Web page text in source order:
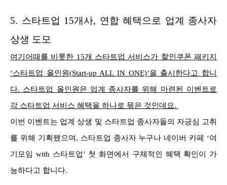
5. 스타트업 15개사, 연합 혜택으로 업계 종사자
상생 도모
여기어때를 비롯한 15개 스타트업 서비스가 할인쿠폰 패키지
‘스타트업 올인원(Start-up ALL IN ONE)’을 출시한다고 합니
다. 스타트업 올인원은 업계 종사자를 위해 마련된 이벤트로
각 스타트업 서비스 혜택을 하나로 묶은 것인데요.
이번 이벤트는 업계 상생 및 스타트업 종사자들의 자긍심 고취
를 위해 기획됐으며, 스타트업 종사자 누구나 네이버 카페 ‘여
기모임 with 스타트업’ 첫 화면에서 구체적인 혜택 확인이 가
능하다고 합니다.